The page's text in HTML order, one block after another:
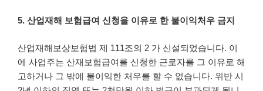
5. 산업재해 보험급여 신청을 이유로 한 불이익처우 금지
산업재해보상보험법 제 111조의 2 가 신설되었습니다. 이
에 사업주는 산재보험급여를 신청한 근로자를 그 이유로 해
고하거나 그 밖에 불이익한 처우를 할 수 없습니다. 위반 시